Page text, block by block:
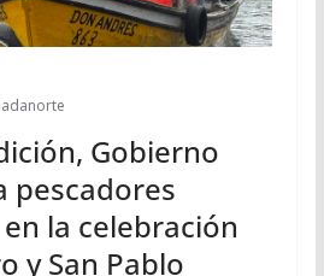
Gobierno
pescadores
la celebración
y San Pablo